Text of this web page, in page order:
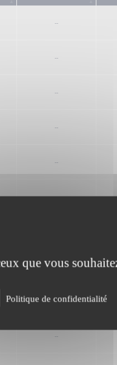
--
--
--
--
--
--
--
--
--
que vous
Politique de confidentialité